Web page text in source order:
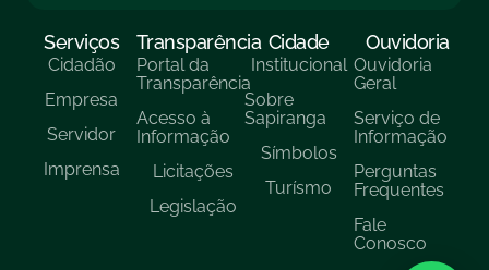
Serviços
Cidadão
Empresa
Servidor
Imprensa
Transparência
Portal da
Transparência
Acesso à
Informação
Licitações
Legislação
Cidade
Institucional
Sobre
Sapiranga
Símbolos
Turísmo
Ouvidoria
Ouvidoria
Geral
Serviço de
Informação
Perguntas
Frequentes
Fale
Conosco